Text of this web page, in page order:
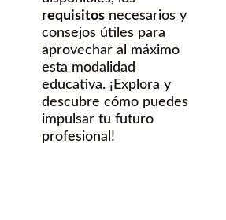
requisitos necesarios y
consejos útiles para
aprovechar al máximo
esta modalidad
educativa. ¡Explora y
descubre cómo puedes
impulsar tu futuro
profesional!